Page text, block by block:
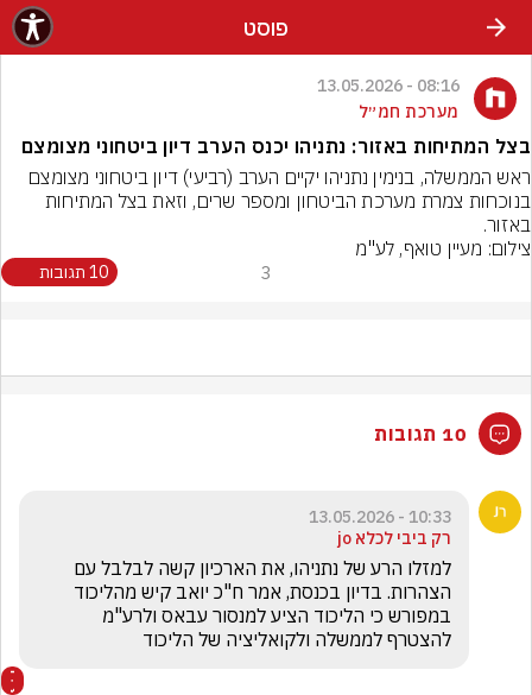
פוסט
08:16 - 13.05.2026
מערכת חמ״ל
בצל המתיחות באזור: נתניהו יכנס הערב דיון ביטחוני מצומצם
באזור.
צילום: מעיין טואף, לע"מ
3 10 תגובות
10 תגובות
10:33 - 13.05.2026
רק ביבי לכלא jo
להצטרף לממשלה ולקואליציה של הליכוד